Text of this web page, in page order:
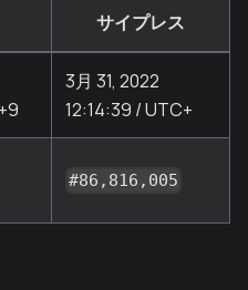
サイプレス
3月 31, 2022
12:14:39 / UTC+
#86,816,005